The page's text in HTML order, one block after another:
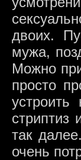
двоих.
мужа,
Можно
просто
так
очень